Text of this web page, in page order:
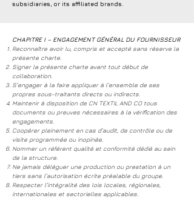
subsidiaries, or its affiliated brands.
CHAPITRE I – ENGAGEMENT GÉNÉRAL DU FOURNISSEUR
Reconnaître avoir lu, compris et accepté sans réserve la
présente charte.
Signer la présente charte avant tout début de
collaboration.
S’engager à la faire appliquer à l’ensemble de ses
propres sous-traitants directs ou indirects.
Maintenir à disposition de CN TEXTIL AND CO tous
documents ou preuves nécessaires à la vérification des
engagements.
Coopérer pleinement en cas d’audit, de contrôle ou de
visite programmée ou inopinée.
Nommer un référent qualité et conformité dédié au sein
de la structure.
Ne jamais déléguer une production ou prestation à un
tiers sans l’autorisation écrite préalable du groupe.
Respecter l’intégralité des lois locales, régionales,
internationales et sectorielles applicables.